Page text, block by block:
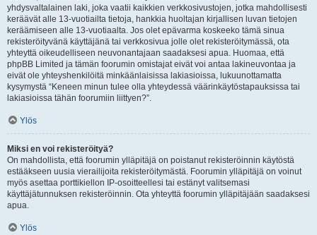
yhdysvaltalainen laki, joka vaatii kaikkien verkkosivustojen, jotka mahdollisesti
keräävät alle 13-vuotiailta tietoja, hankkia huoltajan kirjallisen luvan tietojen
keräämiseen alle 13-vuotiaalta. Jos olet epävarma koskeeko tämä sinua
rekisteröityvänä käyttäjänä tai verkkosivua jolle olet rekisteröitymässä, ota
yhteyttä oikeudelliseen neuvonantajaan saadaksesi apua. Huomaa, että
phpBB Limited ja tämän foorumin omistajat eivät voi antaa lakineuvontaa ja
eivät ole yhteyshenkilöitä minkäänlaisissa lakiasioissa, lukuunottamatta
kysymystä “Keneen minun tulee olla yhteydessä väärinkäytöstapauksissa tai
lakiasioissa tähän foorumiin liittyen?”.
Ylös
Miksi en voi rekisteröityä?
On mahdollista, että foorumin ylläpitäjä on poistanut rekisteröinnin käytöstä
estääkseen uusia vierailijoita rekisteröitymästä. Foorumin ylläpitäjä on voinut
myös asettaa porttikiellon IP-osoitteellesi tai estänyt valitsemasi
käyttäjätunnuksen rekisteröinnin. Ota yhteyttä foorumin ylläpitäjään saadaksesi
apua.
Ylös